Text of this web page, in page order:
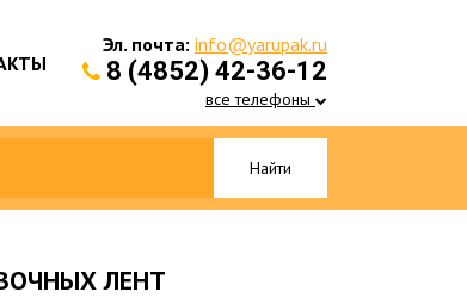
Эл. почта: info@yarupak.ru
8 (4852) 42-36-12
все телефоны
Найти
ЛЕНТ